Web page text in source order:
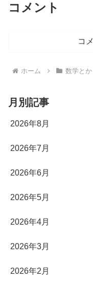
コメント
コ
ホーム 数学とか
月別記事
2026年8月
2026年7月
2026年6月
2026年5月
2026年4月
2026年3月
2026年2月